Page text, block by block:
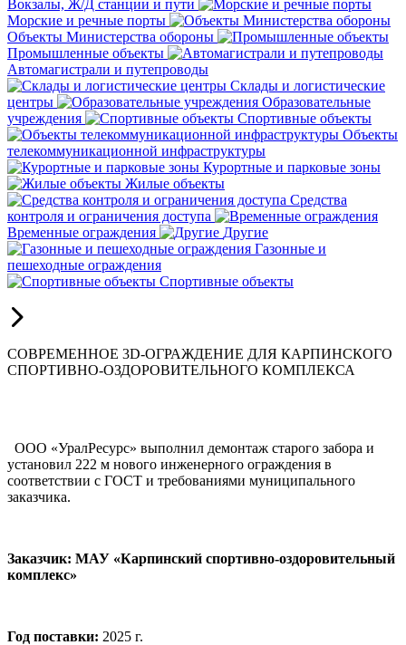
Вокзалы, Ж/Д станции и пути
Морские и речные порты
Объекты Министерства обороны
Промышленные объекты
Автомагистрали и путепроводы
Склады и логистические
центры
Образовательные
учреждения
Спортивные объекты
Объекты
телекоммуникационной инфраструктуры
Курортные и парковые зоны
Жилые объекты
Средства
контроля и ограничения доступа
Временные ограждения
Другие
Газонные и
пешеходные ограждения
Спортивные объекты
СОВРЕМЕННОЕ 3D-ОГРАЖДЕНИЕ ДЛЯ КАРПИНСКОГО
СПОРТИВНО-ОЗДОРОВИТЕЛЬНОГО КОМПЛЕКСА
ООО «УралРесурс» выполнил демонтаж старого забора и
установил 222 м нового инженерного ограждения в
соответствии с ГОСТ и требованиями муниципального
заказчика.
Заказчик: МАУ «Карпинский спортивно-оздоровительный
комплекс»
Год поставки: 2025 г.